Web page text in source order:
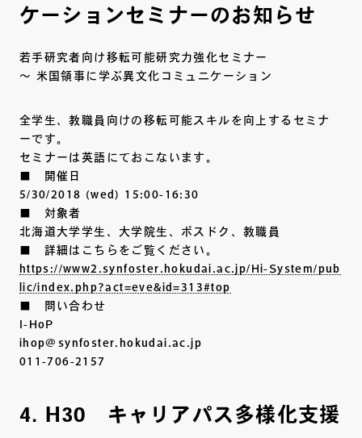
ケーションセミナーのお知らせ
若手研究者向け移転可能研究力強化セミナー
～ 米国領事に学ぶ異文化コミュニケーション
全学生、教職員向けの移転可能スキルを向上するセミナ
ーです。
セミナーは英語にておこないます。
■ 開催日
5/30/2018 (wed) 15:00-16:30
■ 対象者
北海道大学学生、大学院生、ポスドク、教職員
■ 詳細はこちらをご覧ください。
https://www2.synfoster.hokudai.ac.jp/Hi-System/pub
lic/index.php?act=eve&id=313#top
■ 問い合わせ
I-HoP
ihop@synfoster.hokudai.ac.jp
011-706-2157
4. H30 キャリアパス多様化支援